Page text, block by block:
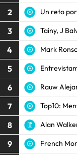
2 Un reto
3 Tainy, J
4 Mark
5
6 Rauw
7 Top10:
8 Alan
9 French